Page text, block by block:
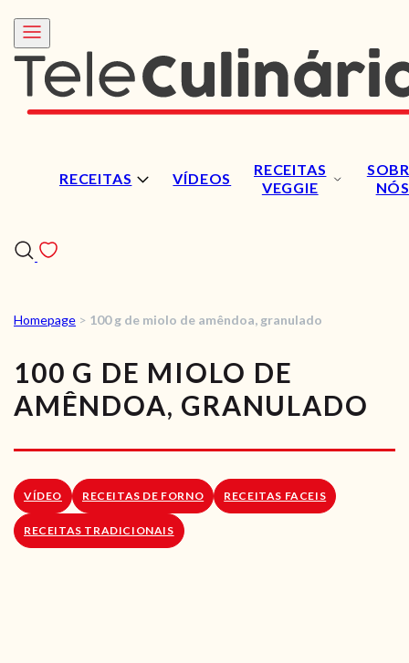
RECEITAS VÍDEOS
RECEITAS
VEGGIE
NÓS
RECEITAS
VÍDEOS
RECEITAS VEGGIE
LOJA ONLINE
Homepage > 100 g de miolo de amêndoa, granulado
100 G DE MIOLO DE
AMÊNDOA, GRANULADO
VÍDEO RECEITAS DE FORNO RECEITAS FACEIS
RECEITAS TRADICIONAIS